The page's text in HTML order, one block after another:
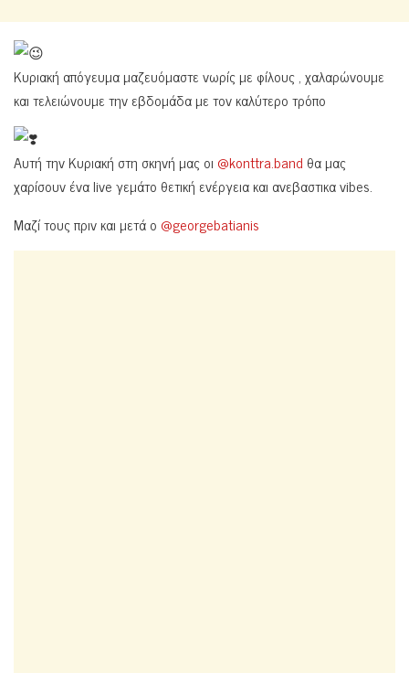
Κυριακή απόγευμα μαζευόμαστε νωρίς με φίλους , χαλαρώνουμε
και τελειώνουμε την εβδομάδα με τον καλύτερο τρόπο
Αυτή την Κυριακή στη σκηνή μας οι @konttra.band θα μας
χαρίσουν ένα live γεμάτο θετική ενέργεια και ανεβαστικα vibes.
Μαζί τους πριν και μετά ο @georgebatianis